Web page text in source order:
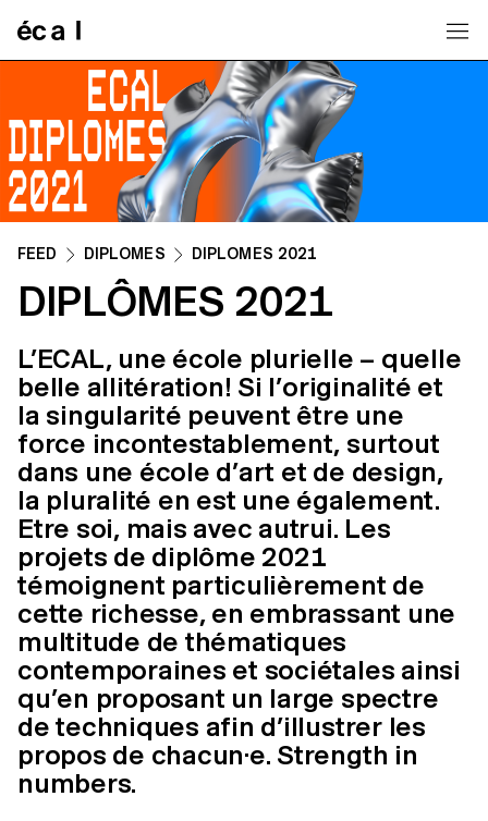
FEED DIPLÔMES DIPLÔMES 2021
DIPLÔMES 2021
L’ECAL, une école plurielle – quelle
belle allitération! Si l’originalité et
la singularité peuvent être une
force incontestablement, surtout
dans une école d’art et de design,
la pluralité en est une également.
Etre soi, mais avec autrui. Les
projets de diplôme 2021
témoignent particulièrement de
cette richesse, en embrassant une
multitude de thématiques
contemporaines et sociétales ainsi
qu’en proposant un large spectre
de techniques afin d’illustrer les
propos de chacun·e. Strength in
numbers.